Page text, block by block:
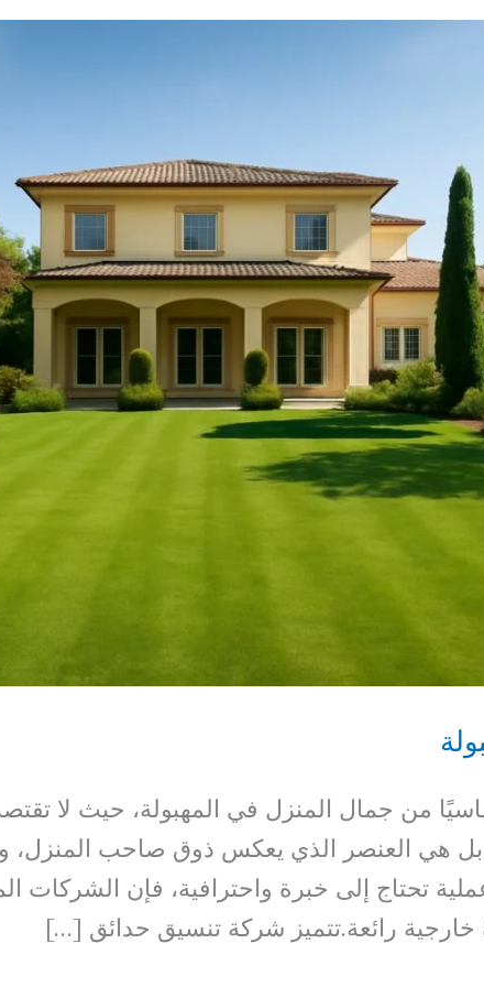
من جمال المنزل في المهبولة، حيث لا
بل هي العنصر الذي يعكس ذوق صاحب
تحتاج إلى خبرة واحترافية، فإن الشركات
خارجية رائعة.تتميز شركة تنسيق حدائق […]